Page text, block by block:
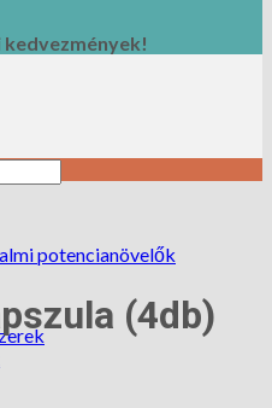
kedvezmények!
potencianövelők
(4db)